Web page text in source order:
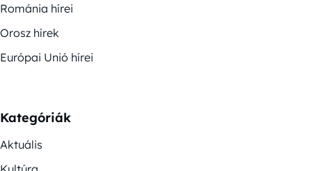
Románia hírei
Orosz hírek
Európai Unió hírei
Kategóriák
Aktuális